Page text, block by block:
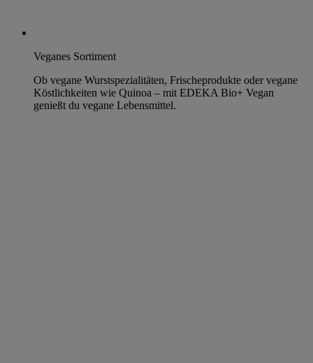
Veganes Sortiment
Ob vegane Wurstspezialitäten, Frischeprodukte oder vegane
Köstlichkeiten wie Quinoa – mit EDEKA Bio+ Vegan
genießt du vegane Lebensmittel.